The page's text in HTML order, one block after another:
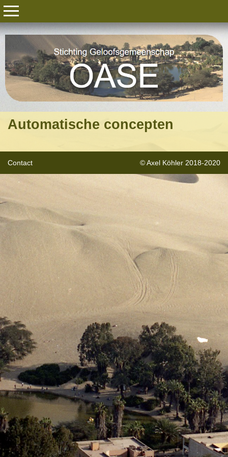
Automatische concepten
Contact © Axel Köhler 2018-2020